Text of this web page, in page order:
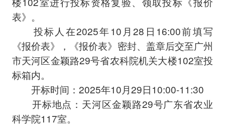
表》。
投标人在2025年10月28日16:00前填写
《报价表》，《报价表》密封、盖章后交至广州
市天河区金颖路29号省农科院机关大楼102室投
标箱内。
开标时间：2025年10月29日10:00-11:30
开标地点：天河区金颖路29号广东省农业
科学院117室。